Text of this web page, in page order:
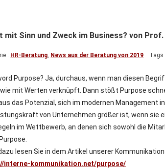
mit Sinn und Zweck im Business? von
: HR-Beratung, News aus der Beratung von 2019 Tags
Purpose? Ja, durchaus, wenn man diesen
mit Werten verknüpft. Dann stößt Purpose
das Potenzial, sich im modernen
von Unternehmen größer ist, wenn sie
im Wettbewerb, an denen sich sowohl die
lesen Sie in dem Artikel unserer
interne-kommunikation.net/purpose/